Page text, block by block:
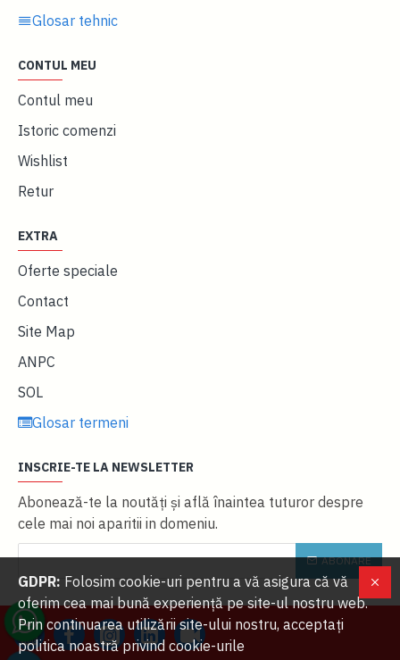
Glosar tehnic
CONTUL MEU
Contul meu
Istoric comenzi
Wishlist
Retur
EXTRA
Oferte speciale
Contact
Site Map
ANPC
SOL
Glosar termeni
INSCRIE-TE LA NEWSLETTER
Abonează-te la noutăţi și află înaintea tuturor despre
cele mai noi aparitii in domeniu.
ABONARE
GDPR: Folosim cookie-uri pentru a vă asigura că vă
oferim cea mai bună experiență pe site-ul nostru web.
Prin continuarea utilizării site-ului nostru, acceptați
politica noastră privind cookie-urile